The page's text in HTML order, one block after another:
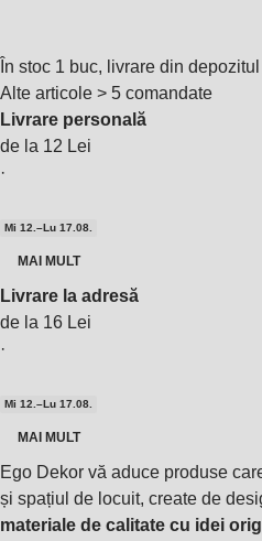
În stoc 1 buc, livrare din
Alte articole > 5 comandate
Livrare personală
de la 12 Lei
·
Mi 12.–Lu 17.08.
MAI MULT
Livrare la adresă
de la 16 Lei
·
Mi 12.–Lu 17.08.
MAI MULT
Ego Dekor vă aduce produse
și spațiul de locuit, create de
materiale de calitate cu idei